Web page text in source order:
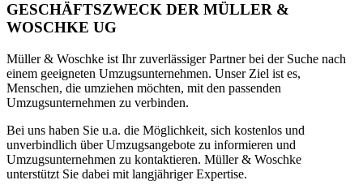
GESCHÄFTSZWECK DER MÜLLER &
WOSCHKE UG
Müller & Woschke ist Ihr zuverlässiger Partner bei der Suche nach
einem geeigneten Umzugsunternehmen. Unser Ziel ist es,
Menschen, die umziehen möchten, mit den passenden
Umzugsunternehmen zu verbinden.
Bei uns haben Sie u.a. die Möglichkeit, sich kostenlos und
unverbindlich über Umzugsangebote zu informieren und
Umzugsunternehmen zu kontaktieren. Müller & Woschke
unterstützt Sie dabei mit langjähriger Expertise.